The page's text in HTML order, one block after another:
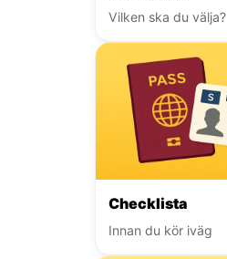
Vilken ska du välja?
Checklista
Innan du kör iväg